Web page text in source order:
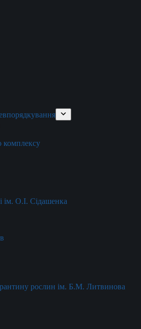
комплексу
ім. О.І. Сідашенка
рослин ім. Б.М. Литвинова